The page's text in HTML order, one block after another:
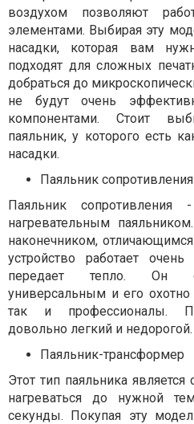
воздухом позволяют
элементами. Выбирая эту
насадки, которая вам
подходят для сложных
добраться до
не будут очень
компонентами. Стоит
паяльник, у которого есть
насадки.
Паяльник сопротивления
Паяльник
нагревательным
наконечником,
устройство работает
передает тепло. Он
универсальным и его
так и профессионалы.
довольно легкий и недорогой.
Паяльник-трансформер
Этот тип паяльника
нагреваться до нужной
секунды. Покупая эту